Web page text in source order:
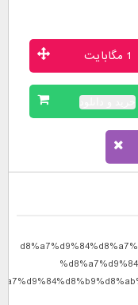
1 مگابایت
خرید و دانلود